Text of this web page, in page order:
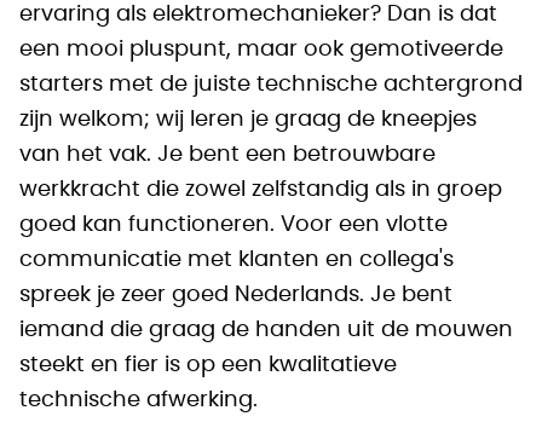
ervaring als elektromechanieker? Dan is dat
een mooi pluspunt, maar ook gemotiveerde
starters met de juiste technische achtergrond
zijn welkom; wij leren je graag de kneepjes
van het vak. Je bent een betrouwbare
werkkracht die zowel zelfstandig als in groep
goed kan functioneren. Voor een vlotte
communicatie met klanten en collega's
spreek je zeer goed Nederlands. Je bent
iemand die graag de handen uit de mouwen
steekt en fier is op een kwalitatieve
technische afwerking.